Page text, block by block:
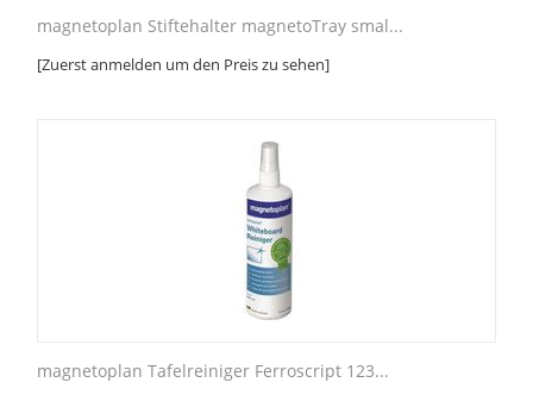
magnetoplan Stiftehalter magnetoTray smal...
[Zuerst anmelden um den Preis zu sehen]
magnetoplan Tafelreiniger Ferroscript 123...